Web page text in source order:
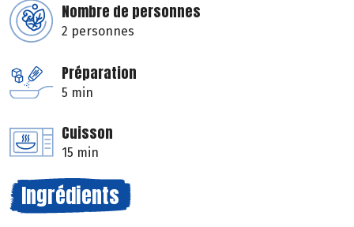
Nombre de personnes
2 personnes
Préparation
5 min
Cuisson
15 min
Ingrédients